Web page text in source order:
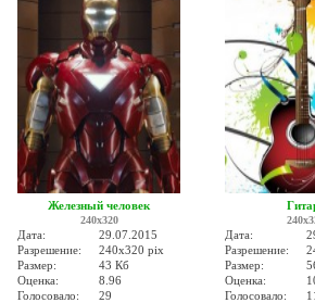
Железный человек
240x320
Дата:
29.07.2015
Разрешение:
240x320 pix
Размер:
43 Кб
Оценка:
8.96
Голосовало:
29
Дата:
Разрешение:
Размер:
Оценка:
Голосовало: